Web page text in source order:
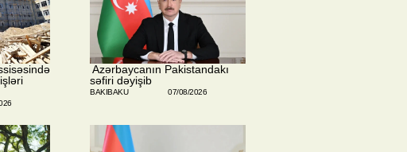
​ Azərbaycanın Pakistandakı
səfiri dəyişib
BAKIBAKU 07/08/2026